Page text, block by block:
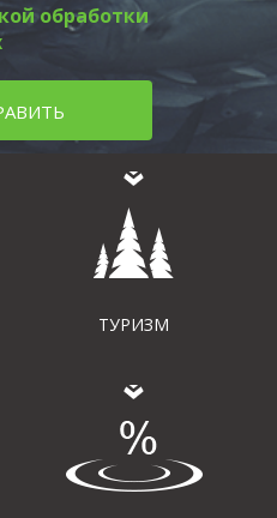
обработки
ТУРИЗМ